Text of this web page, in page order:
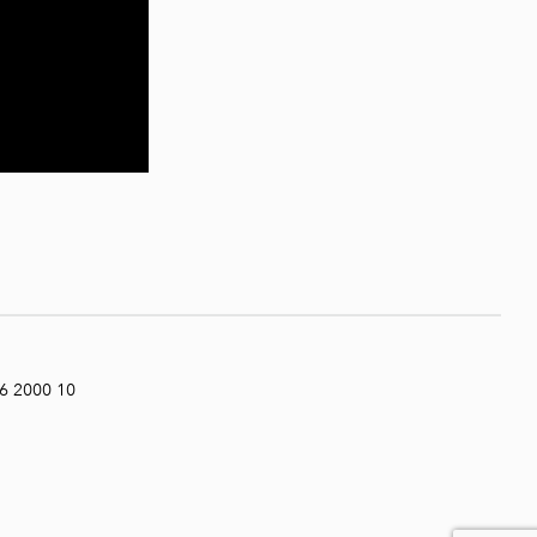
2000 10